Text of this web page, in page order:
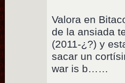
Valora en
de la ansiada
(2011-¿?) y
sacar un
war is b……